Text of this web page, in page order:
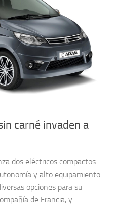
carné invaden a
dos eléctricos compactos.
y alto equipamiento
opciones para su
de Francia, y...